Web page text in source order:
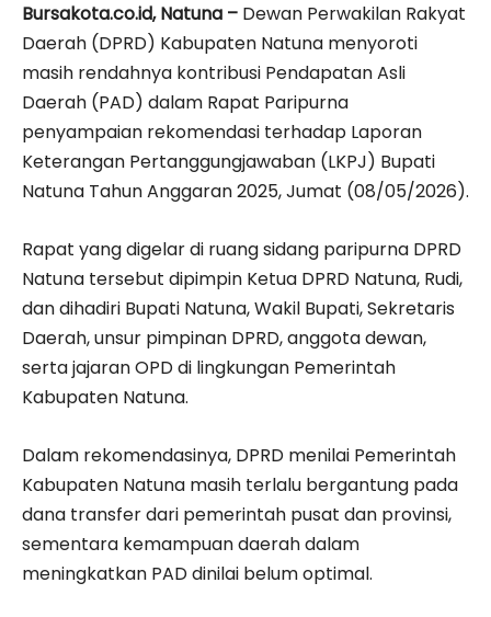
Bursakota.co.id, Natuna – Dewan Perwakilan Rakyat
Daerah (DPRD) Kabupaten Natuna menyoroti
masih rendahnya kontribusi Pendapatan Asli
Daerah (PAD) dalam Rapat Paripurna
penyampaian rekomendasi terhadap Laporan
Keterangan Pertanggungjawaban (LKPJ) Bupati
Natuna Tahun Anggaran 2025, Jumat (08/05/2026).
Rapat yang digelar di ruang sidang paripurna DPRD
Natuna tersebut dipimpin Ketua DPRD Natuna, Rudi,
dan dihadiri Bupati Natuna, Wakil Bupati, Sekretaris
Daerah, unsur pimpinan DPRD, anggota dewan,
serta jajaran OPD di lingkungan Pemerintah
Kabupaten Natuna.
Dalam rekomendasinya, DPRD menilai Pemerintah
Kabupaten Natuna masih terlalu bergantung pada
dana transfer dari pemerintah pusat dan provinsi,
sementara kemampuan daerah dalam
meningkatkan PAD dinilai belum optimal.